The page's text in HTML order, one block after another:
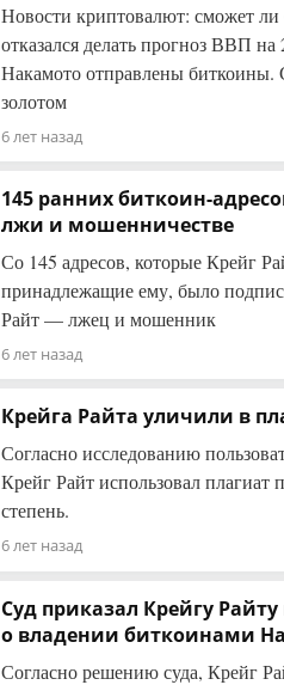
Новости криптовалют: сможет
отказался делать прогноз ВВП
Накамото отправлены
золотом
6 лет назад
145 ранних биткоин-
лжи и мошенничестве
Со 145 адресов, которые Крейг
принадлежащие ему, было
Райт — лжец и мошенник
6 лет назад
Крейга Райта уличили в
Согласно исследованию
Крейг Райт использовал
степень.
6 лет назад
Суд приказал Крейгу
о владении биткоинами
Согласно решению суда, Крейг